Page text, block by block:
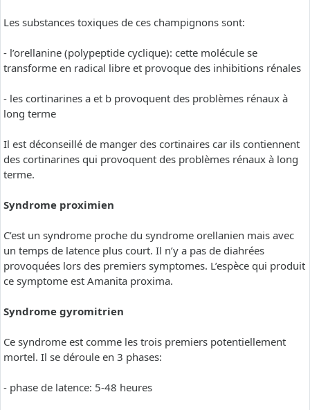
Les substances toxiques de ces champignons sont:
- l’orellanine (polypeptide cyclique): cette molécule se
transforme en radical libre et provoque des inhibitions rénales
- les cortinarines a et b provoquent des problèmes rénaux à
long terme
Il est déconseillé de manger des cortinaires car ils contiennent
des cortinarines qui provoquent des problèmes rénaux à long
terme.
Syndrome proximien
C’est un syndrome proche du syndrome orellanien mais avec
un temps de latence plus court. Il n’y a pas de diahrées
provoquées lors des premiers symptomes. L’espèce qui produit
ce symptome est Amanita proxima.
Syndrome gyromitrien
Ce syndrome est comme les trois premiers potentiellement
mortel. Il se déroule en 3 phases:
- phase de latence: 5-48 heures